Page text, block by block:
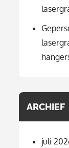
ARCHIEF
juli